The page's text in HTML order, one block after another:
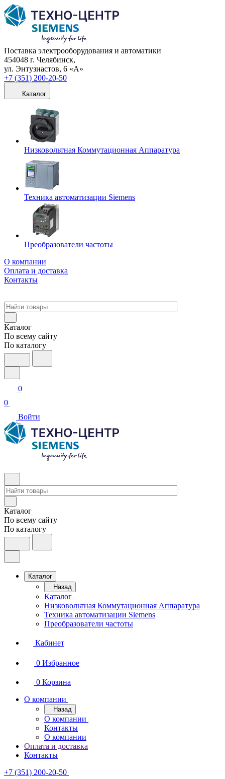
Поставка электрооборудования и автоматики
454048 г. Челябинск,
ул. Энтузиастов, 6 «А»
+7 (351) 200-20-50
Каталог
Низковольтная Коммутационная Аппаратура
Техника автоматизации Siemens
Преобразователи частоты
О компании
Оплата и доставка
Контакты
Каталог
По всему сайту
По каталогу
0
0
Войти
Каталог
По всему сайту
По каталогу
Каталог
Назад
Каталог
Низковольтная Коммутационная Аппаратура
Техника автоматизации Siemens
Преобразователи частоты
Кабинет
0 Избранное
0 Корзина
О компании
Назад
О компании
Контакты
О компании
Оплата и доставка
Контакты
+7 (351) 200-20-50